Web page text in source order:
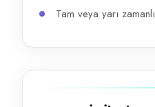
Tam veya yarı zamanlı